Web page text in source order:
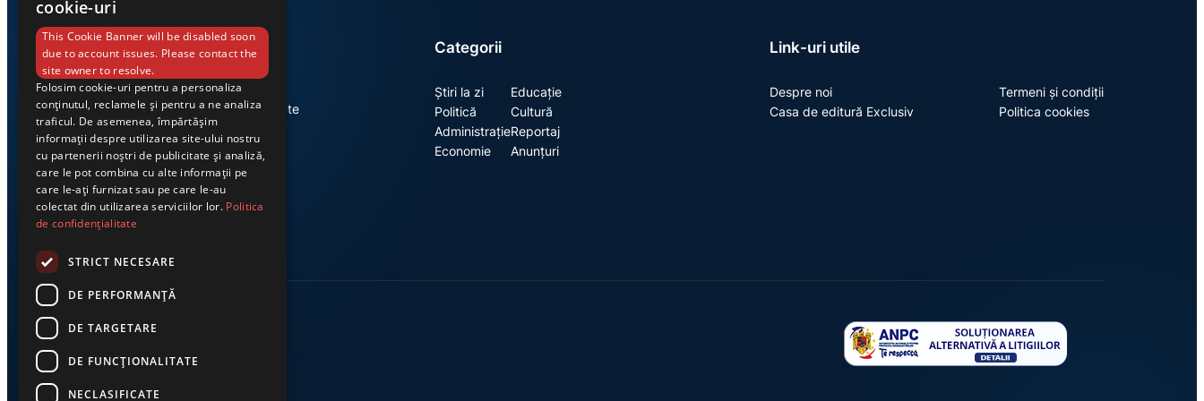
Știri din Valea Jiului, prezentate
corect și la timp. Ziarul Exclusiv te
conectează zi de zi la cele mai
importante evenimente din
regiune.
Categorii
Știri la zi
Politică
Administrație
Economie
Educație
Cultură
Reportaj
Anunțuri
Link-uri utile
Despre noi
Casa de editură Exclusiv
Termeni și condiții
Politica cookies
cookie-uri
This Cookie Banner will be disabled soon
due to account issues. Please contact the
site owner to resolve.
Folosim cookie-uri pentru a personaliza
conținutul, reclamele și pentru a ne analiza
traficul. De asemenea, împărtășim
informații despre utilizarea site-ului nostru
cu partenerii noștri de publicitate și analiză,
care le pot combina cu alte informații pe
care le-ați furnizat sau pe care le-au
colectat din utilizarea serviciilor lor. Politica
de confidențialitate
STRICT NECESARE
DE PERFORMANȚĂ
DE TARGETARE
DE FUNCŢIONALITATE
NECLASIFICATE